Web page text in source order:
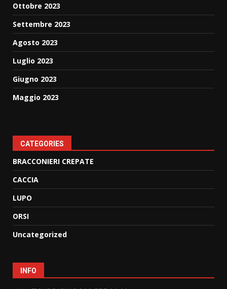
Ottobre 2023
Settembre 2023
Agosto 2023
Luglio 2023
Giugno 2023
Maggio 2023
CATEGORIES
BRACCONIERI CREPATE
CACCIA
LUPO
ORSI
Uncategorized
INFO